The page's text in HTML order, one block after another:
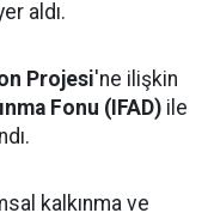
aldı.
Projesi'ne ilişkin
Fonu (IFAD) ile
kalkınma ve